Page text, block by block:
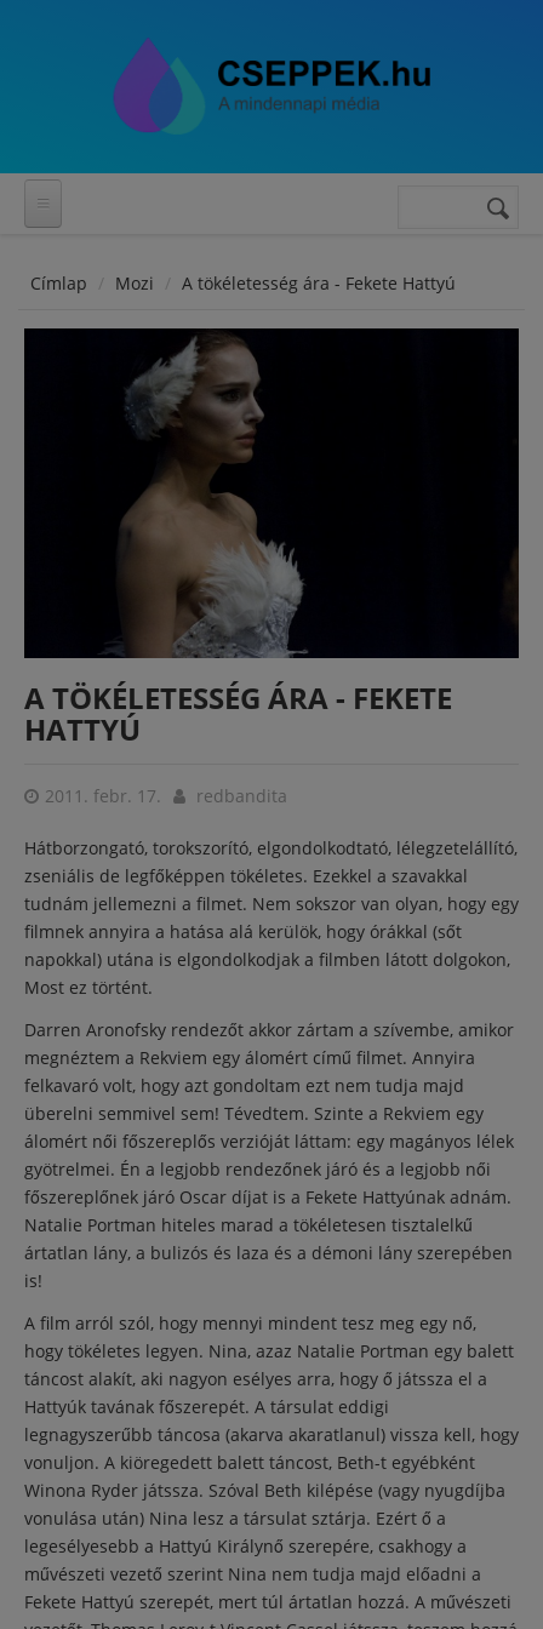
Keresés
Címlap Mozi A tökéletesség ára - Fekete Hattyú
A TÖKÉLETESSÉG ÁRA - FEKETE
HATTYÚ
2011. febr. 17. redbandita
Hátborzongató, torokszorító, elgondolkodtató, lélegzetelállító,
zseniális de legfőképpen tökéletes. Ezekkel a szavakkal
tudnám jellemezni a filmet. Nem sokszor van olyan, hogy egy
filmnek annyira a hatása alá kerülök, hogy órákkal (sőt
napokkal) utána is elgondolkodjak a filmben látott dolgokon,
Most ez történt.
Darren Aronofsky rendezőt akkor zártam a szívembe, amikor
megnéztem a Rekviem egy álomért című filmet. Annyira
felkavaró volt, hogy azt gondoltam ezt nem tudja majd
überelni semmivel sem! Tévedtem. Szinte a Rekviem egy
álomért női főszereplős verzióját láttam: egy magányos lélek
gyötrelmei. Én a legjobb rendezőnek járó és a legjobb női
főszereplőnek járó Oscar díjat is a Fekete Hattyúnak adnám.
Natalie Portman hiteles marad a tökéletesen tisztalelkű
ártatlan lány, a bulizós és laza és a démoni lány szerepében
is!
A film arról szól, hogy mennyi mindent tesz meg egy nő,
hogy tökéletes legyen. Nina, azaz Natalie Portman egy balett
táncost alakít, aki nagyon esélyes arra, hogy ő játssza el a
Hattyúk tavának főszerepét. A társulat eddigi
legnagyszerűbb táncosa (akarva akaratlanul) vissza kell, hogy
vonuljon. A kiöregedett balett táncost, Beth-t egyébként
Winona Ryder játssza. Szóval Beth kilépése (vagy nyugdíjba
vonulása után) Nina lesz a társulat sztárja. Ezért ő a
legesélyesebb a Hattyú Királynő szerepére, csakhogy a
művészeti vezető szerint Nina nem tudja majd előadni a
Fekete Hattyú szerepét, mert túl ártatlan hozzá. A művészeti